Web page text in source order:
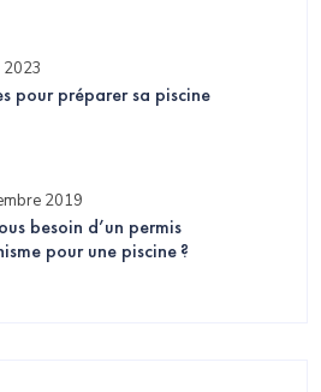
2023
pour préparer sa piscine
2019
besoin d’un permis
pour une piscine ?